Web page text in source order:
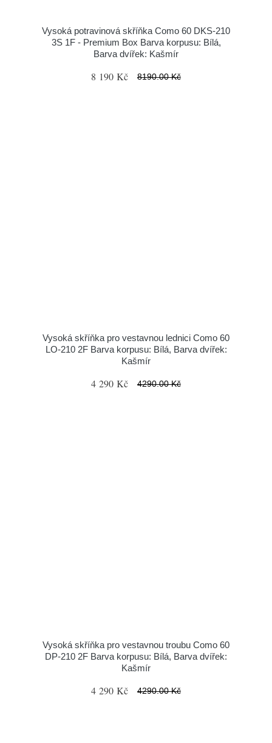
Vysoká potravinová skříňka Como 60 DKS-210
3S 1F - Premium Box Barva korpusu: Bílá,
Barva dvířek: Kašmír
8 190 Kč 8190.00 Kč
Vysoká skříňka pro vestavnou lednici Como 60
LO-210 2F Barva korpusu: Bílá, Barva dvířek:
Kašmír
4 290 Kč 4290.00 Kč
Vysoká skříňka pro vestavnou troubu Como 60
DP-210 2F Barva korpusu: Bílá, Barva dvířek:
Kašmír
4 290 Kč 4290.00 Kč